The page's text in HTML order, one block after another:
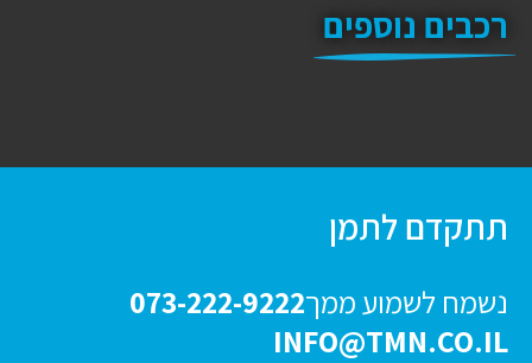
רכבים נוספים
תתקדם לתמן
נשמח לשמוע ממך073-222-9222
INFO@TMN.CO.IL